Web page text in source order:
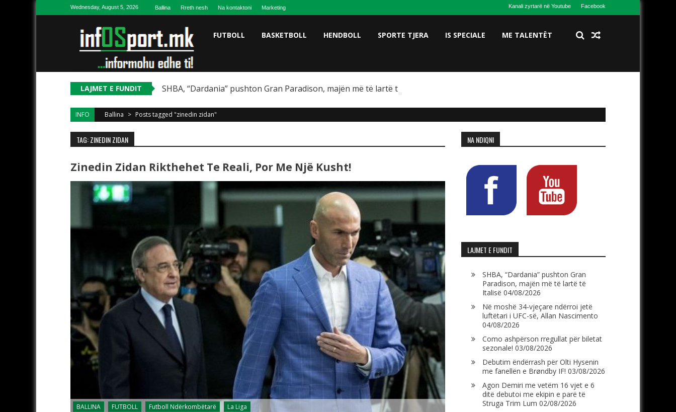
Skip to contentWednesday, August 5, 2026 Ballina Rreth nesh Na kontaktoni Marketing Kanali zyrtarë në Youtube Facebook
FUTBOLL BASKETBOLL HENDBOLL SPORTE TJERA IS SPECIALE ME TALENTËT
LAJMET E FUNDIT SHBA, “Dardania” pushton Gran Paradison, majën më të lartë të Italisë
INFO Ballina > Posts tagged "zinedin zidan"
TAG: ZINEDIN ZIDAN
Zinedin Zidan Rikthehet Te Reali, Por Me Një Kusht!
BALLINA FUTBOLL Futboll Ndërkombëtarë La Liga
NA NDIQNI
LAJMET E FUNDIT
SHBA, “Dardania” pushton Gran
Paradison, majën më të lartë të
Italisë 04/08/2026
Në moshë 34-vjeçare ndërroi jetë
luftëtari i UFC-së, Allan Nascimento
04/08/2026
Como ashpërson rregullat për biletat
sezonale! 03/08/2026
Debutim ëndërrash për Olti Hysenin
me fanellën e Brøndby IF! 03/08/2026
Agon Demiri me vetëm 16 vjet e 6
ditë debutoi me ekipin e parë të
Struga Trim Lum 02/08/2026